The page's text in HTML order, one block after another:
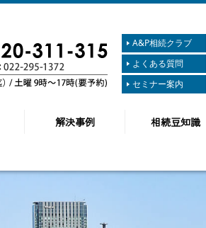
A&P相続クラブ
よくある質問
セミナー案内
解決事例 相続豆知識